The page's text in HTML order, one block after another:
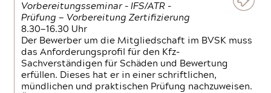
Vorbereitungsseminar - IFS/ATR -
Prüfung — Vorbereitung Zertifizierung
8.30—16.30 Uhr
Der Bewerber um die Mitgliedschaft im BVSK muss
das Anforderungsprofil für den Kfz-
Sachverständigen für Schäden und Bewertung
erfüllen. Dieses hat er in einer schriftlichen,
mündlichen und praktischen Prüfung nachzuweisen.